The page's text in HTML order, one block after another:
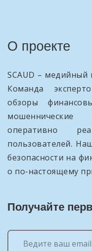
О проекте
SCAUD – медийный
Команда
обзоры
оперативно
пользователей.
безопасности на
о по-настоящему
Получайте